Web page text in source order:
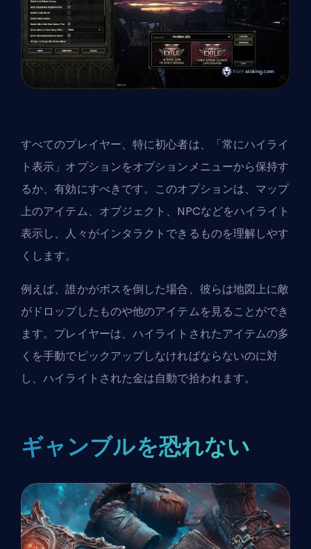
すべてのプレイヤー、特に初心者は、「常にハイライ
ト表示」オプションをオプションメニューから保持す
るか、有効にすべきです。このオプションは、マップ
上のアイテム、オブジェクト、NPCなどをハイライト
表示し、人々がインタラクトできるものを理解しやす
くします。
例えば、誰かがボスを倒した場合、彼らは地図上に敵
がドロップしたものや他のアイテムを見ることができ
ます。プレイヤーは、ハイライトされたアイテムの多
くを手動でピックアップしなければならないのに対
し、ハイライトされた金は自動で拾われます。
ギャンブルを恐れない